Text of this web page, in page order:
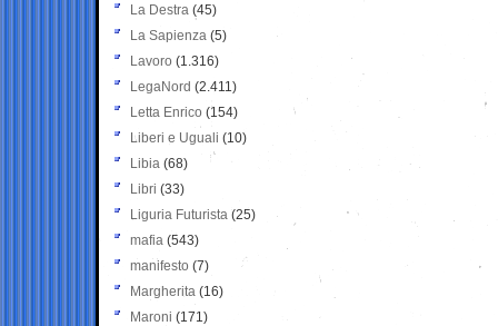
La Destra (45)
La Sapienza (5)
Lavoro (1.316)
LegaNord (2.411)
Letta Enrico (154)
Liberi e Uguali (10)
Libia (68)
Libri (33)
Liguria Futurista (25)
mafia (543)
manifesto (7)
Margherita (16)
Maroni (171)